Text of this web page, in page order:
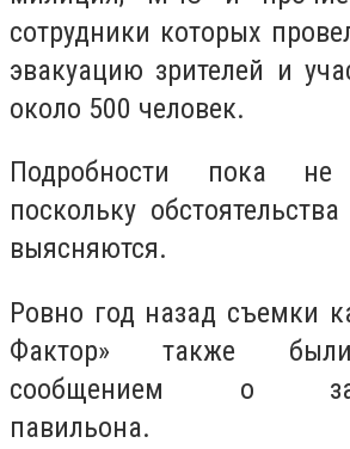
сотрудники которых
эвакуацию зрителей и
около 500 человек.
Подробности пока не
поскольку
выясняются.
Ровно год назад съемки
Фактор» также
сообщением о
павильона.